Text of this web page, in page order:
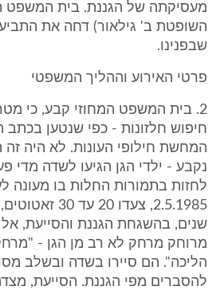
מעסיקתה של הגננת. בית המשפט
השופטת ב' גילאור) דחה את
שבפנינו.
פרטי האירוע וההליך המשפטי
2. בית המשפט המחוזי קבע, כי
חיפוש חלזונות - כפי שנטען
המחשת חילופי העונות. לא היה זה
נקבע - ילדי הגן הגיעו לשדה מדי
לחזות בתמורות החלות בו מעונה
2.5.1985, צעדו
שנים, בהשגחת הגננת והסייעת,
מרוחק מרחק לא רב מן הגן -
הליכה". הם סיירו בשדה ובשלב
להסברים מפי הגננת. הסייעת,